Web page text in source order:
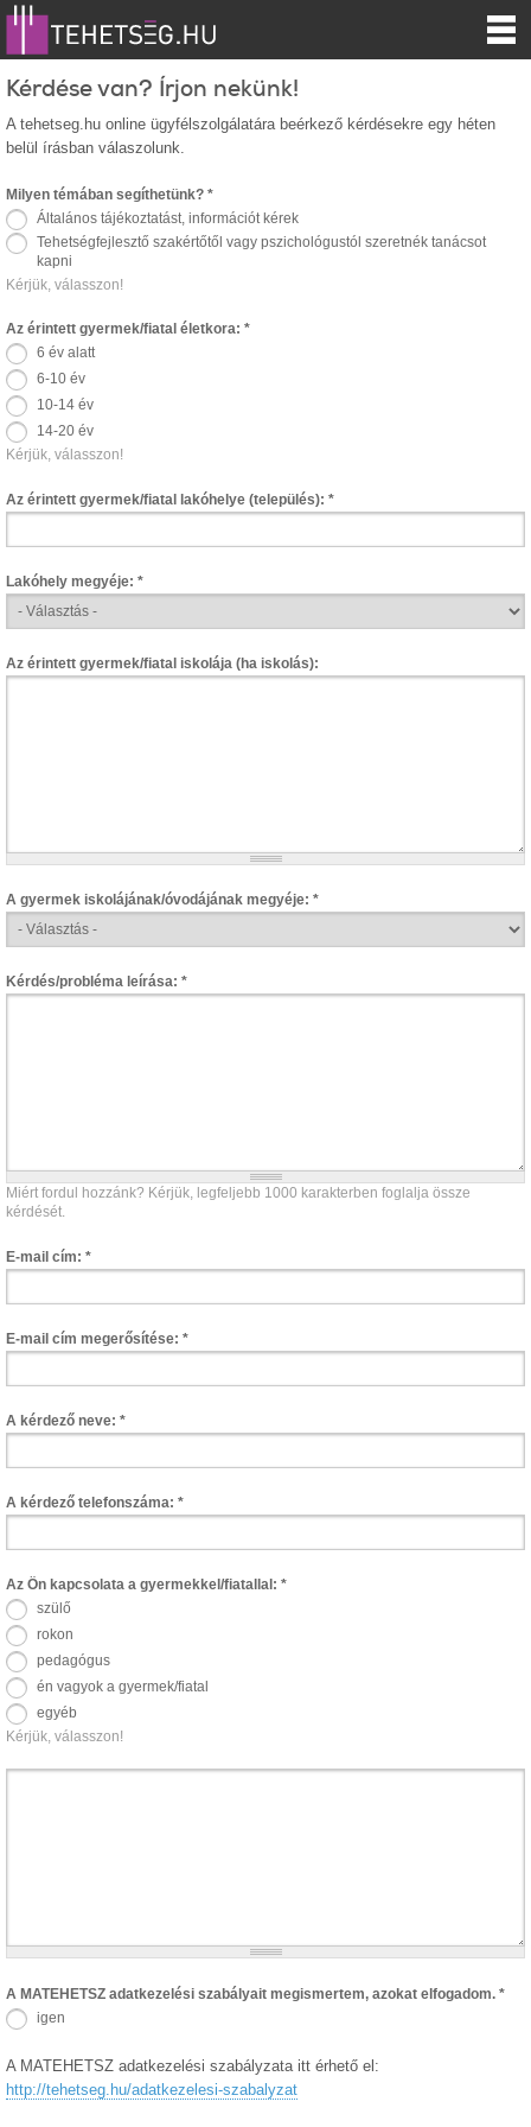
Kérdése van? Írjon nekünk!
A tehetseg.hu online ügyfélszolgálatára beérkező kérdésekre egy héten
belül írásban válaszolunk.
Milyen témában segíthetünk? *
Általános tájékoztatást, információt kérek
Tehetségfejlesztő szakértőtől vagy pszichológustól szeretnék tanácsot
kapni
Kérjük, válasszon!
Az érintett gyermek/fiatal életkora: *
6 év alatt
6-10 év
10-14 év
14-20 év
Kérjük, válasszon!
Az érintett gyermek/fiatal lakóhelye (település): *
Lakóhely megyéje: *
Az érintett gyermek/fiatal iskolája (ha iskolás):
A gyermek iskolájának/óvodájának megyéje: *
Kérdés/probléma leírása: *
Miért fordul hozzánk? Kérjük, legfeljebb 1000 karakterben foglalja össze
kérdését.
E-mail cím: *
E-mail cím megerősítése: *
A kérdező neve: *
A kérdező telefonszáma: *
Az Ön kapcsolata a gyermekkel/fiatallal: *
szülő
rokon
pedagógus
én vagyok a gyermek/fiatal
egyéb
Kérjük, válasszon!
A MATEHETSZ adatkezelési szabályait megismertem, azokat elfogadom. *
igen
A MATEHETSZ adatkezelési szabályzata itt érhető el:
http://tehetseg.hu/adatkezelesi-szabalyzat